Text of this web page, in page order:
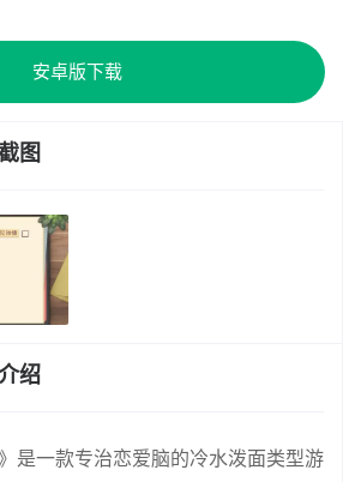
安卓版下载
图
绍
是一款专治恋爱脑的冷水泼面类型游